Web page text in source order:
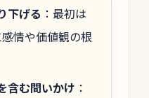
下げる ：最初は
情や価値観の根
含む問いかけ ：